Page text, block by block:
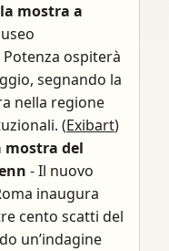
mostra a
ospiterà
segnando la
nella regione
(Exibart)
mostra del
- Il nuovo
inaugura
cento scatti del
un’indagine